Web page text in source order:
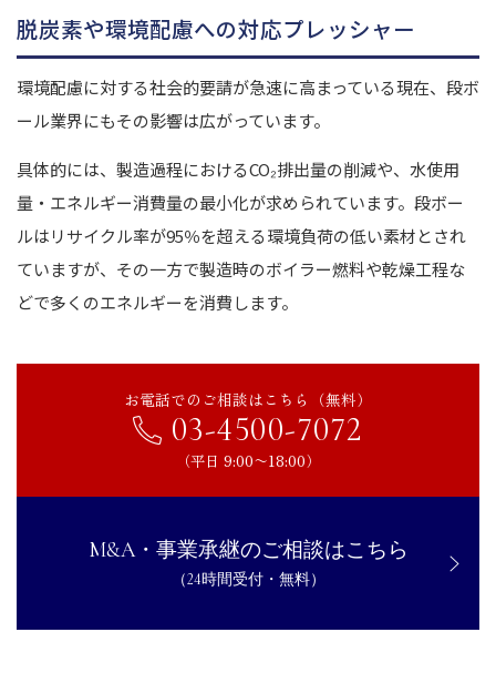
脱炭素や環境配慮への対応プレッシャー
環境配慮に対する社会的要請が急速に高まっている現在、段ボ
ール業界にもその影響は広がっています。
具体的には、製造過程におけるCO₂排出量の削減や、水使用
量・エネルギー消費量の最小化が求められています。段ボー
ルはリサイクル率が95％を超える環境負荷の低い素材とされ
ていますが、その一方で製造時のボイラー燃料や乾燥工程な
どで多くのエネルギーを消費します。
お電話でのご相談はこちら（無料）
03-4500-7072
（平日 9:00〜18:00）
M&A・事業承継のご相談はこちら
（24時間受付・無料）